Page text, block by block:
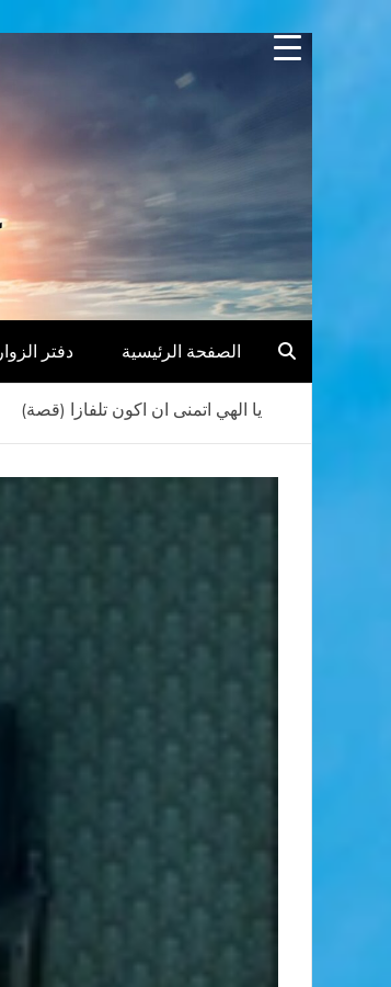
Skip
الصفحة الرئيسية دفتر الزوار
يا الهي اتمنى ان اكون تلفازا (قصة)